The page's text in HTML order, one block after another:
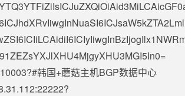
韩国+蘑菇主机BGP数据中心
:22222?